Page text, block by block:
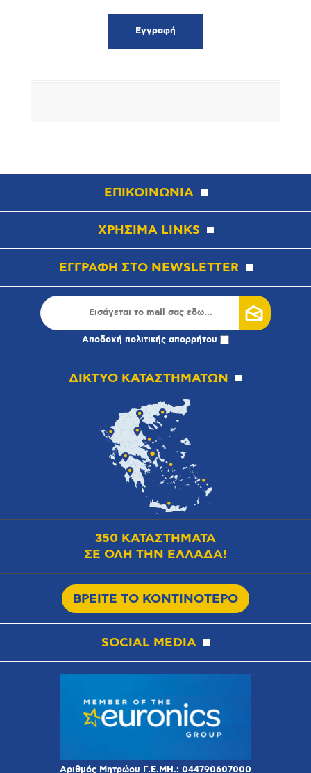
ΕΠΙΚΟΙΝΩΝΙΑ
ΧΡΗΣΙΜΑ LINKS
ΕΓΓΡΑΦΗ ΣΤΟ NEWSLETTER
Αποδοχή πολιτικής απορρήτου
ΔΙΚΤΥΟ ΚΑΤΑΣΤΗΜΑΤΩΝ
350 ΚΑΤΑΣΤΗΜΑΤΑ
ΣΕ ΟΛΗ ΤΗΝ ΕΛΛΑΔΑ!
ΒΡΕΙΤΕ ΤΟ ΚΟΝΤΙΝΟΤΕΡΟ
SOCIAL MEDIA